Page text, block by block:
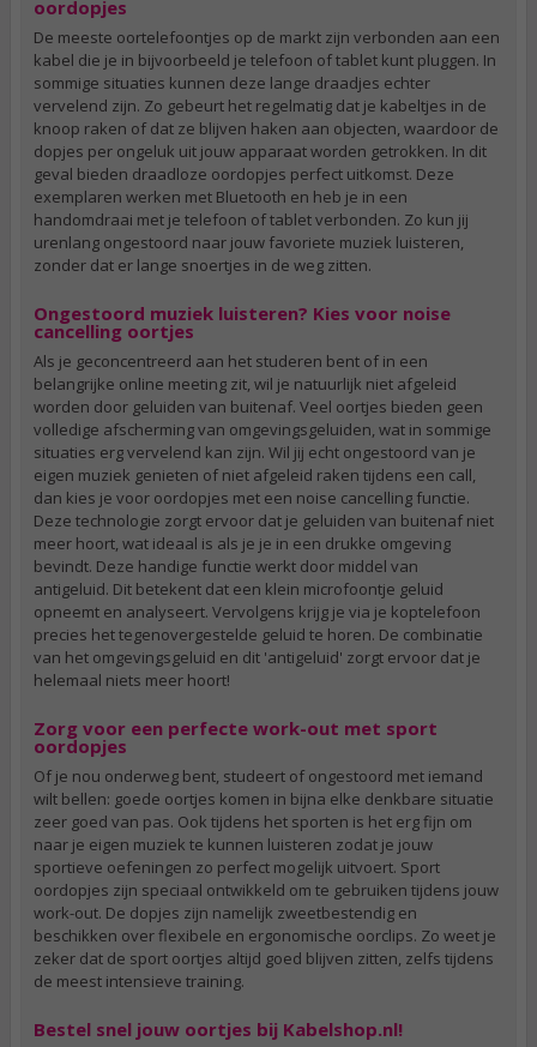
oordopjes
De meeste oortelefoontjes op de markt zijn verbonden aan een
kabel die je in bijvoorbeeld je telefoon of tablet kunt pluggen. In
sommige situaties kunnen deze lange draadjes echter
vervelend zijn. Zo gebeurt het regelmatig dat je kabeltjes in de
knoop raken of dat ze blijven haken aan objecten, waardoor de
dopjes per ongeluk uit jouw apparaat worden getrokken. In dit
geval bieden draadloze oordopjes perfect uitkomst. Deze
exemplaren werken met Bluetooth en heb je in een
handomdraai met je telefoon of tablet verbonden. Zo kun jij
urenlang ongestoord naar jouw favoriete muziek luisteren,
zonder dat er lange snoertjes in de weg zitten.
Ongestoord muziek luisteren? Kies voor noise
cancelling oortjes
Als je geconcentreerd aan het studeren bent of in een
belangrijke online meeting zit, wil je natuurlijk niet afgeleid
worden door geluiden van buitenaf. Veel oortjes bieden geen
volledige afscherming van omgevingsgeluiden, wat in sommige
situaties erg vervelend kan zijn. Wil jij echt ongestoord van je
eigen muziek genieten of niet afgeleid raken tijdens een call,
dan kies je voor oordopjes met een noise cancelling functie.
Deze technologie zorgt ervoor dat je geluiden van buitenaf niet
meer hoort, wat ideaal is als je je in een drukke omgeving
bevindt. Deze handige functie werkt door middel van
antigeluid. Dit betekent dat een klein microfoontje geluid
opneemt en analyseert. Vervolgens krijg je via je koptelefoon
precies het tegenovergestelde geluid te horen. De combinatie
van het omgevingsgeluid en dit 'antigeluid' zorgt ervoor dat je
helemaal niets meer hoort!
Zorg voor een perfecte work-out met sport
oordopjes
Of je nou onderweg bent, studeert of ongestoord met iemand
wilt bellen: goede oortjes komen in bijna elke denkbare situatie
zeer goed van pas. Ook tijdens het sporten is het erg fijn om
naar je eigen muziek te kunnen luisteren zodat je jouw
sportieve oefeningen zo perfect mogelijk uitvoert. Sport
oordopjes zijn speciaal ontwikkeld om te gebruiken tijdens jouw
work-out. De dopjes zijn namelijk zweetbestendig en
beschikken over flexibele en ergonomische oorclips. Zo weet je
zeker dat de sport oortjes altijd goed blijven zitten, zelfs tijdens
de meest intensieve training.
Bestel snel jouw oortjes bij Kabelshop.nl!